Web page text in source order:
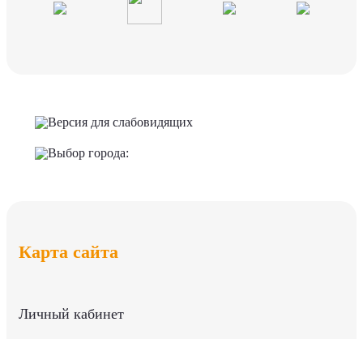
Версия для слабовидящих
Выбор города:
Карта сайта
Личный кабинет